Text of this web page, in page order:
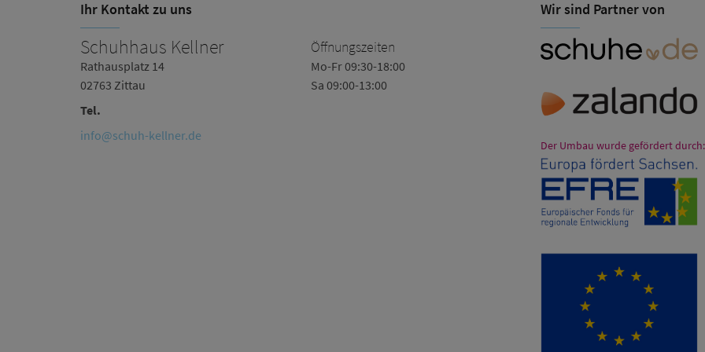
Ihr Kontakt zu uns
Schuhhaus Kellner
Rathausplatz 14
02763 Zittau
Tel.
info@schuh-kellner.de
Öffnungszeiten
Mo-Fr 09:30-18:00
Sa 09:00-13:00
Schuhhaus Kellner
Wir sind Partner von
Der Umbau wurde gefördert durch: